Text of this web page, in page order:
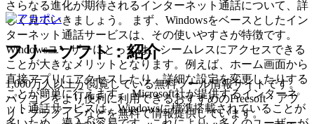
さらなる進化が期待されるインターネット通話について、詳
しく見ていきましょう。 まず、Windowsをベースとしたイン
ターネット通話サービスは、その使いやすさが特徴です。
Windowsユーザーにとっては、シームレスにアクセスできる
ことが大きなメリットとなります。例えば、ホーム画面から
直接アプリにアクセスしたり、詳細な設定を変更したりする
ことが簡単に行えます。 Microsoft社が提供するインターネ
ット通話サービスは、Windowsに標準搭載されていることが
フリーソフト：紹介
1,000万人以上が閲覧している無料ツール情報サイトです。
パソコンをより便利に利用できるおすすめのFreesoft・アプ
リ・プラグインなどを無料で情報提供しています。